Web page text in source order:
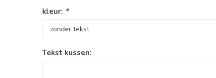
kleur: *
Tekst kussen: